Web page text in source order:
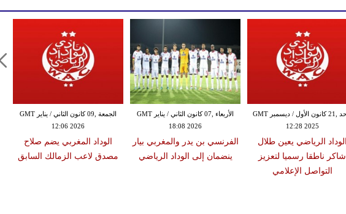
الجمعة ,09 كانون الثاني / يناير GMT
12:06 2026
الوداد المغربي يضم صلاح
مصدق لاعب الزمالك السابق
الأربعاء ,07 كانون الثاني / يناير GMT
18:08 2026
الفرنسي بن يدر والمغربي بيار
ينضمان إلى الوداد الرياضي
الأحد ,21 كانون الأول / ديسمبر GMT
12:28 2025
الوداد الرياضي يعين طلال
شاكر ناطقا رسميا لتعزيز
التواصل الإعلامي